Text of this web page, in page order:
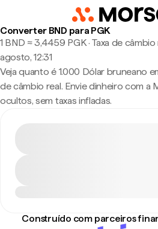
Converter BND para PGK
1 BND ≈ 3,4459 PGK · Taxa de câmbio
agosto, 12:31
Veja quanto é 1.000 Dólar bruneano
de câmbio real. Envie dinheiro com
ocultos, sem taxas infladas.
Construído com parceiros